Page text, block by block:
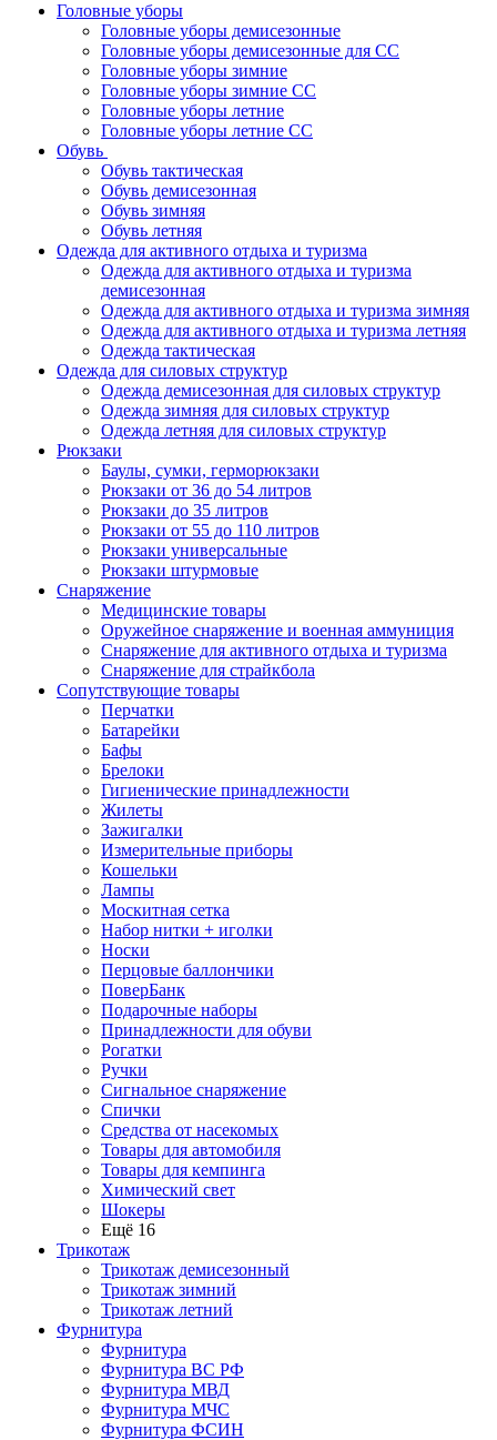
Головные уборы
Головные уборы демисезонные
Головные уборы демисезонные для СС
Головные уборы зимние
Головные уборы зимние СС
Головные уборы летние
Головные уборы летние СС
Обувь
Обувь тактическая
Обувь демисезонная
Обувь зимняя
Обувь летняя
Одежда для активного отдыха и туризма
Одежда для активного отдыха и туризма
демисезонная
Одежда для активного отдыха и туризма зимняя
Одежда для активного отдыха и туризма летняя
Одежда тактическая
Одежда для силовых структур
Одежда демисезонная для силовых структур
Одежда зимняя для силовых структур
Одежда летняя для силовых структур
Рюкзаки
Баулы, сумки, герморюкзаки
Рюкзаки от 36 до 54 литров
Рюкзаки до 35 литров
Рюкзаки от 55 до 110 литров
Рюкзаки универсальные
Рюкзаки штурмовые
Снаряжение
Медицинские товары
Оружейное снаряжение и военная аммуниция
Снаряжение для активного отдыха и туризма
Снаряжение для страйкбола
Сопутствующие товары
Перчатки
Батарейки
Бафы
Брелоки
Гигиенические принадлежности
Жилеты
Зажигалки
Измерительные приборы
Кошельки
Лампы
Москитная сетка
Набор нитки + иголки
Носки
Перцовые баллончики
ПоверБанк
Подарочные наборы
Принадлежности для обуви
Рогатки
Ручки
Сигнальное снаряжение
Спички
Средства от насекомых
Товары для автомобиля
Товары для кемпинга
Химический свет
Шокеры
Ещё 16
Трикотаж
Трикотаж демисезонный
Трикотаж зимний
Трикотаж летний
Фурнитура
Фурнитура
Фурнитура ВС РФ
Фурнитура МВД
Фурнитура МЧС
Фурнитура ФСИН